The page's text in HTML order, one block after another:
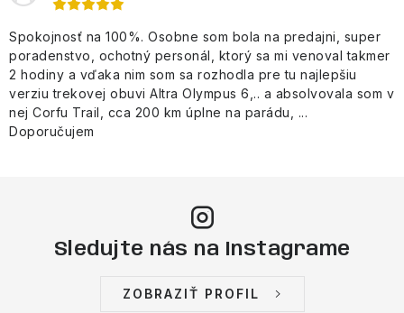
Spokojnosť na 100%. Osobne som bola na predajni, super
poradenstvo, ochotný personál, ktorý sa mi venoval takmer
2 hodiny a vďaka nim som sa rozhodla pre tu najlepšiu
verziu trekovej obuvi Altra Olympus 6,.. a absolvovala som v
nej Corfu Trail, cca 200 km úplne na parádu, ...
Doporučujem
Sledujte nás na Instagrame
ZOBRAZIŤ PROFIL